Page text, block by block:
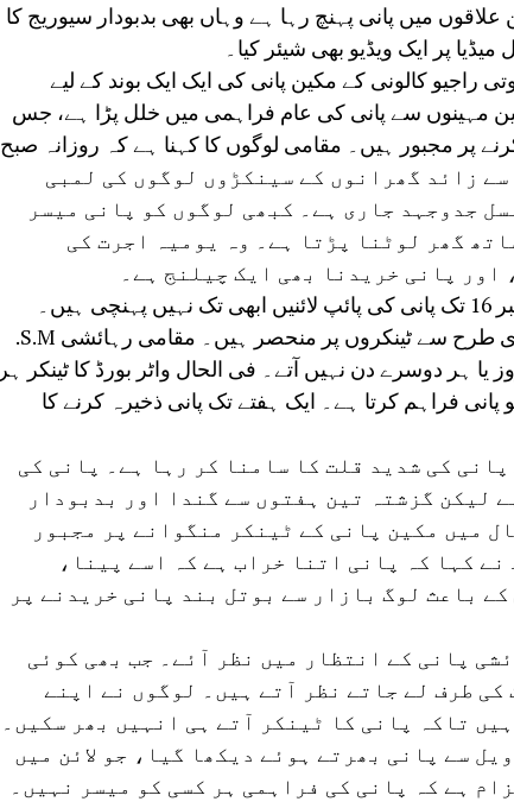
میں پانی پہنچ رہا ہے وہاں بھی بدبودار سیوریج کا
پر ایک ویڈیو بھی شیئر کیا۔
فیز 2 کی جیون جیوتی راجیو کالونی کے مکین پانی کی ایک ایک بوند کے لیے
مہینوں سے پانی کی عام فراہمی میں خلل پڑا ہے، جس
پر مجبور ہیں۔ مقامی لوگوں کا کہنا ہے کہ روزانہ صبح
7 بجے صرف ایک ٹینکر آتا ہے، جس سے 50 سے زائد گھرانوں کے سینکڑوں لوگوں کی لمبی
جدوجہد جاری ہے۔ کبھی لوگوں کو پانی میسر
گھر لوٹنا پڑتا ہے۔ وہ یومیہ اجرت کی
اور پانی خریدنا بھی ایک چیلنج ہے۔
سنگم وہار کالونی کے ایچ بلاک کی گلی نمبر 16 تک پانی کی پائپ لائنیں ابھی تک نہیں پہنچی ہیں۔
مکینوں کی پینے کے پانی کی ضروریات پوری طرح سے ٹینکروں پر منحصر ہیں۔ مقامی رہائشی S.M.
ہر دوسرے دن نہیں آتے۔ فی الحال واٹر بورڈ کا ٹینکر ہر
پانی فراہم کرتا ہے۔ ایک ہفتے تک پانی ذخیرہ کرنے کا
پانی کی شدید قلت کا سامنا کر رہا ہے۔ پانی کی
لیکن گزشتہ تین ہفتوں سے گندا اور بدبودار
میں مکین پانی کے ٹینکر منگوانے پر مجبور
کہا کہ پانی اتنا خراب ہے کہ اسے پینا،
باعث لوگ بازار سے بوتل بند پانی خریدنے پر
پانی کے انتظار میں نظر آئے۔ جب بھی کوئی
طرف لے جاتے نظر آتے ہیں۔ لوگوں نے اپنے
تاکہ پانی کا ٹینکر آتے ہی انہیں بھر سکیں۔
سے پانی بھرتے ہوئے دیکھا گیا، جو لائن میں
ہے کہ پانی کی فراہمی ہر کسی کو میسر نہیں۔